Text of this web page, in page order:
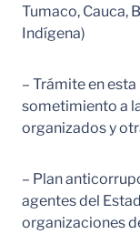
Tumaco, Cauca,
Indígena)
– Trámite en
sometimiento a
organizados y
– Plan
agentes del
organizaciones